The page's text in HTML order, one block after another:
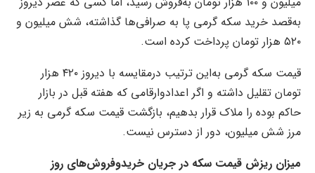
به‌قصد خرید سکه گرمی پا به صرافی‌ها گذاشته، شش میلیون و
۵۲۰ هزار تومان پرداخت کرده است.
قیمت سکه گرمی به‌این ترتیب درمقایسه با دیروز ۴۲۰ هزار
تومان تقلیل داشته و اگر اعدادوارقامی که هفته قبل در بازار
حاکم بوده را ملاک قرار بدهیم، بازگشت قیمت سکه گرمی به زیر
مرز شش میلیون، دور از دسترس نیست.
میزان ریزش قیمت سکه در جریان خریدوفروش‌های روز